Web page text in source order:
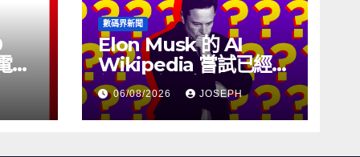
線
數碼界新聞
Elon Musk 的 AI
Wikipedia 嘗試已經幾
個月沒有更新了
06/08/2026 JOSEPH